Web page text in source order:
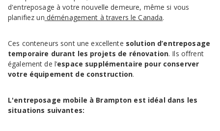
d'entreposage à votre nouvelle demeure, même si vous
planifiez un déménagement à travers le Canada.
Ces conteneurs sont une excellente solution d’entreposage
temporaire durant les projets de rénovation. Ils offrent
également de l’espace supplémentaire pour conserver
votre équipement de construction.
L'entreposage mobile à Brampton est idéal dans les
situations suivantes: